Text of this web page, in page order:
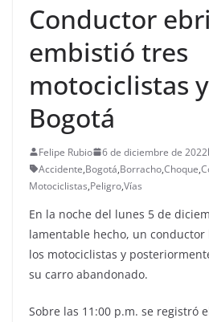
Conductor
embistió tres
motociclistas
Bogotá
Felipe Rubio 6 de diciembre de 2022
Accidente,Bogotá,Borracho,Choque,
Motociclistas,Peligro,Vías
En la noche del lunes 5 de
lamentable hecho, un
los motociclistas y
su carro abandonado.
Sobre las 11:00 p.m. se registró